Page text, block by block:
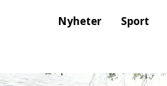
Nyheter Sport